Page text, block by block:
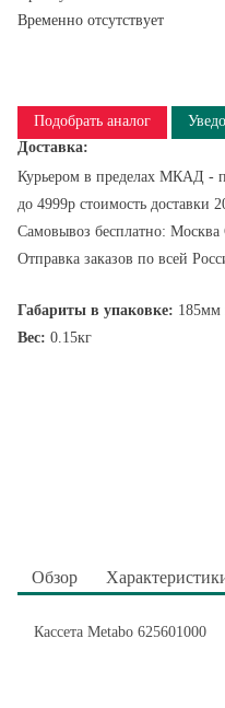
Временно отсутствует
Подобрать аналог
Доставка:
Курьером в пределах МКАД -
до 4999р стоимость доставки
Самовывоз бесплатно:
Отправка заказов по всей
Габариты в упаковке:
Вес: 0.15кг
Обзор
Кассета Metabo 625601000